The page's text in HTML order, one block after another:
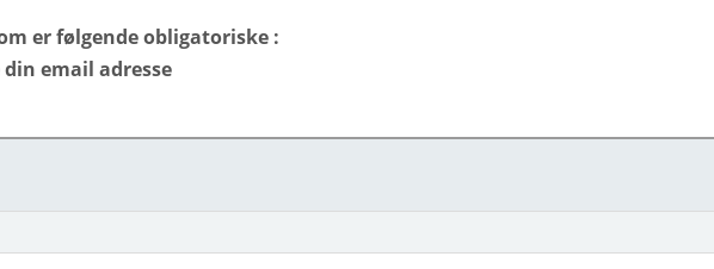
er følgende obligatoriske :
din email adresse